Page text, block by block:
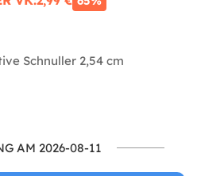
Schnuller 2,54 cm
AM 2026-08-11